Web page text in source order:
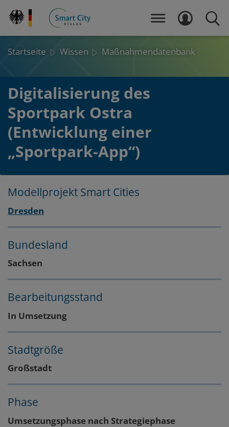
zum
MENÜ LOGIN
Startseite Wissen Maßnahmendatenbank
Digitalisierung des
Sportpark Ostra
(Entwicklung einer
„Sportpark-App“)
Seitenbereich
Hauptinhalt
Layout
Modellprojekt Smart Cities
Dresden
Bundesland
Sachsen
Bearbeitungsstand
In Umsetzung
Stadtgröße
Großstadt
Phase
Umsetzungsphase nach Strategiephase